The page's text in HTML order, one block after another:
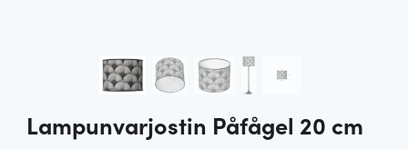
Lampunvarjostin Påfågel 20 cm